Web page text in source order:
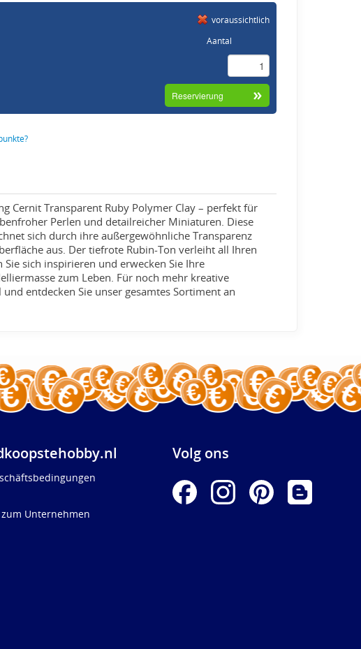
voraussichtlich
Aantal
Cernit Transparent Ruby Polymer Clay – perfekt für
Perlen und detailreicher Miniaturen. Diese
sich durch ihre außergewöhnliche Transparenz
aus. Der tiefrote Rubin-Ton verleiht all Ihren
sich inspirieren und erwecken Sie Ihre
zum Leben. Für noch mehr kreative
entdecken Sie unser gesamtes Sortiment an
Unternehmen
Volg ons